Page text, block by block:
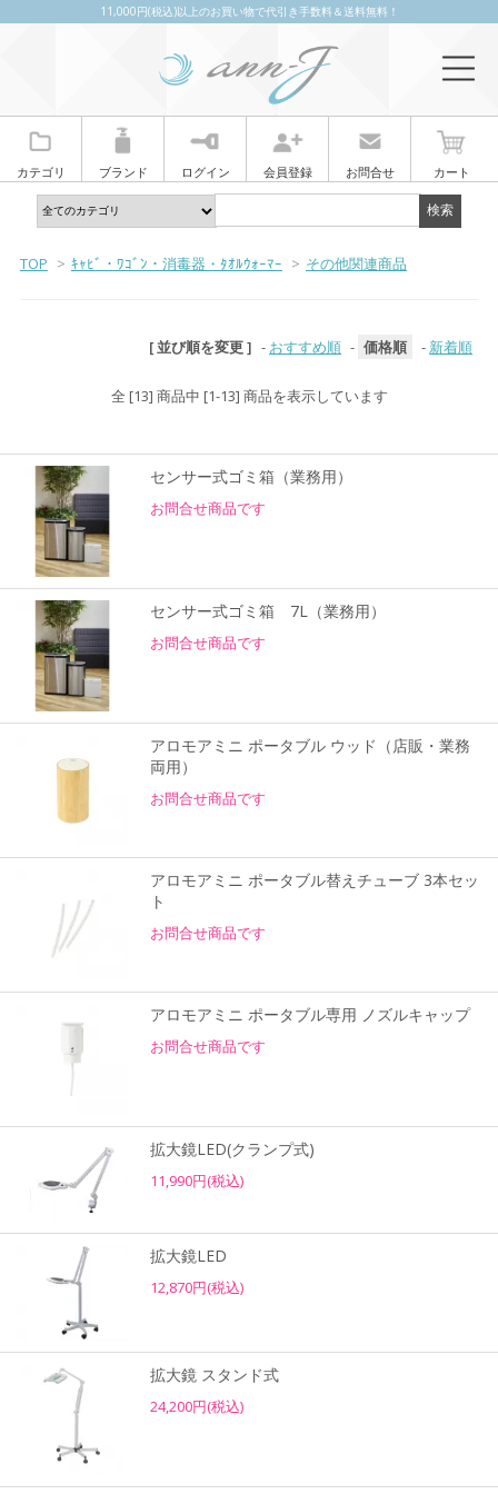
11,000円(税込)以上のお買い物で代引き手数料＆送料無料！
カテゴリ ブランド ログイン 会員登録 お問合せ カート
TOP > ｷｬﾋﾞ・ﾜｺﾞﾝ・消毒器・ﾀｵﾙｳｫｰﾏｰ > その他関連商品
[ 並び順を変更 ] - おすすめ順 - 価格順 - 新着順
全 [13] 商品中 [1-13] 商品を表示しています
センサー式ゴミ箱（業務用）
お問合せ商品です
センサー式ゴミ箱 7L（業務用）
お問合せ商品です
アロモアミニ ポータブル ウッド（店販・業務
両用）
お問合せ商品です
アロモアミニ ポータブル替えチューブ 3本セッ
ト
お問合せ商品です
アロモアミニ ポータブル専用 ノズルキャップ
お問合せ商品です
拡大鏡LED(クランプ式)
11,990円(税込)
拡大鏡LED
12,870円(税込)
拡大鏡 スタンド式
24,200円(税込)